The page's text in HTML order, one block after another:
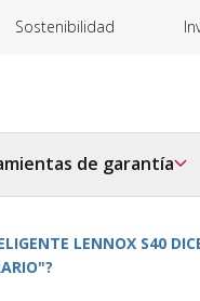
Sostenibilidad
de garantía
LENNOX S40